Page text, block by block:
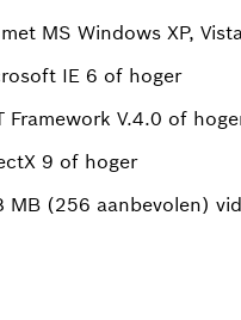
MS Windows XP,
IE 6 of hoger
Framework V.4.0 of
9 of hoger
MB (256 aanbevolen)